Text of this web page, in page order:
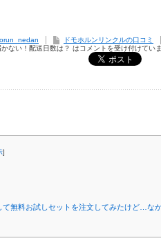
ドモホルンリンクルの口コミ
ない！配送日数は？ はコメントを受け付けてい
]
無料お試しセットを注文してみたけど…な